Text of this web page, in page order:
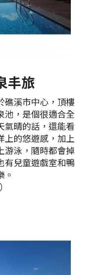
丰旅
礁溪市中心，頂樓
池，是個很適合全
氣晴的話，還能看
上的悠遊感，加上
游泳，隨時都會掉
有兒童遊戲室和鴨